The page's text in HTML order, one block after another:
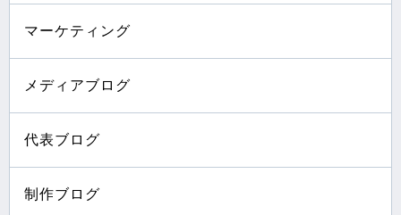
マーケティング
メディアブログ
代表ブログ
制作ブログ